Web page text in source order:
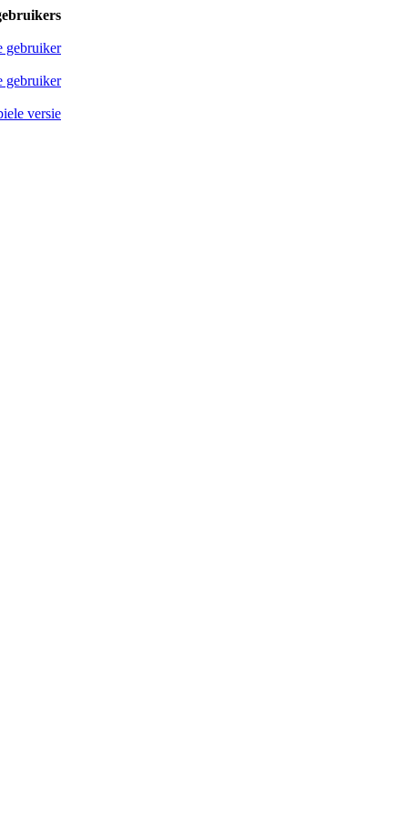
gebruiker
gebruiker
versie